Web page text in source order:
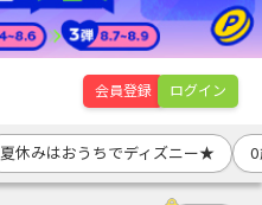
会員登録 ログイン
夏休みはおうちでディズニー★ 0